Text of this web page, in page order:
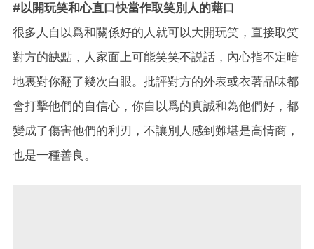
#以開玩笑和心直口快當作取笑別人的藉口
很多人自以爲和關係好的人就可以大開玩笑，直接取笑
對方的缺點，人家面上可能笑笑不説話，內心指不定暗
地裏對你翻了幾次白眼。批評對方的外表或衣著品味都
會打擊他們的自信心，你自以爲的真誠和為他們好，都
變成了傷害他們的利刃，不讓別人感到難堪是高情商，
也是一種善良。